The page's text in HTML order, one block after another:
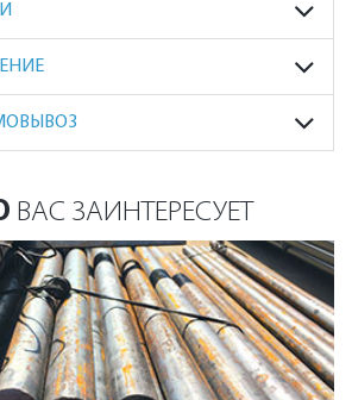
ВАС ЗАИНТЕРЕСУЕТ